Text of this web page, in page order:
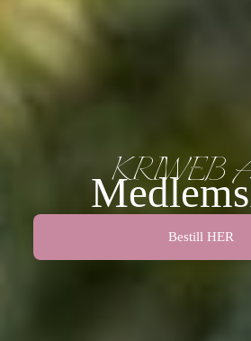
KRIWEB
Bestill HER